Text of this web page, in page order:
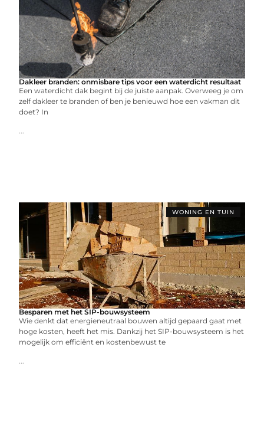
Dakleer branden: onmisbare tips voor een waterdicht resultaat
Een waterdicht dak begint bij de juiste aanpak. Overweeg je om
zelf dakleer te branden of ben je benieuwd hoe een vakman dit
doet? In
...
WONING EN TUIN
Besparen met het SIP-bouwsysteem
Wie denkt dat energieneutraal bouwen altijd gepaard gaat met
hoge kosten, heeft het mis. Dankzij het SIP-bouwsysteem is het
mogelijk om efficiënt en kostenbewust te
...